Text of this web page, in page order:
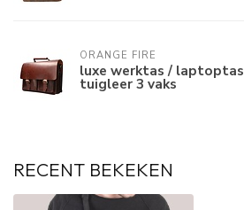
ORANGE FIRE
luxe werktas / laptoptas
tuigleer 3 vaks
RECENT BEKEKEN